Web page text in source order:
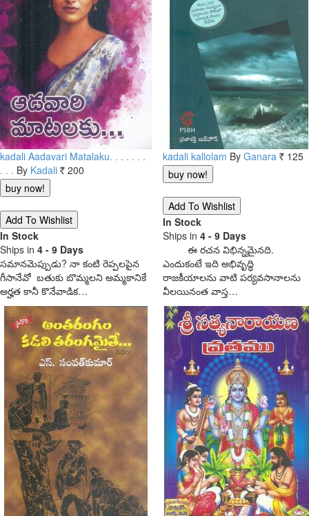
kadali Aadavari Matalaku. . . . . . .
. . . By Kadali Rs. 200
In Stock
Ships in 4 - 9 Days
సమానమెప్పుడు? నా కంటి రెప్పలపైన
గీసానేవో బతుకు బొమ్మలని అమ్మకానికే
అర్హత కానీ కొనేవాడిక…
kadali kallolam By Ganara Rs. 125
In Stock
Ships in 4 - 9 Days
ఈ రచన విభిన్నమైనది.
ఎందుకంటే ఇది అభివృద్ధి
రాజకీయాలను వాటి పర్యవసానాలను
వీలయినంత వాస్త…